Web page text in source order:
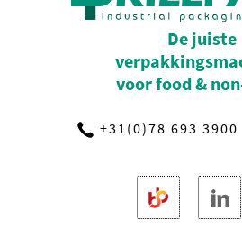
De juiste
voor food &
+31(0)78 693 3900